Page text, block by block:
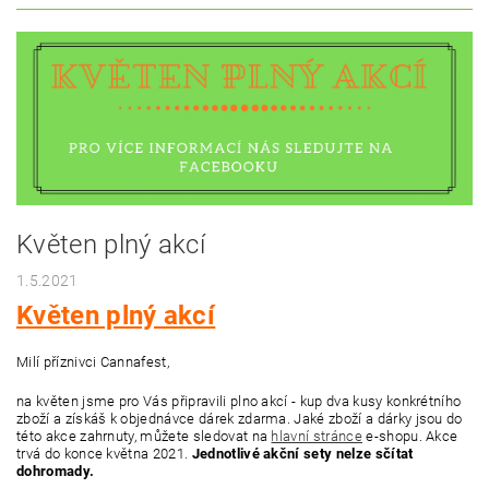
Květen plný akcí
1.5.2021
Květen plný akcí
Milí příznivci Cannafest,
na květen jsme pro Vás připravili plno akcí - kup dva kusy konkrétního
zboží a získáš k objednávce dárek zdarma. Jaké zboží a dárky jsou do
této akce zahrnuty, můžete sledovat na hlavní stráncee-shopu. Akce
trvá do konce května 2021. Jednotlivé akční sety nelze sčítat
dohromady.